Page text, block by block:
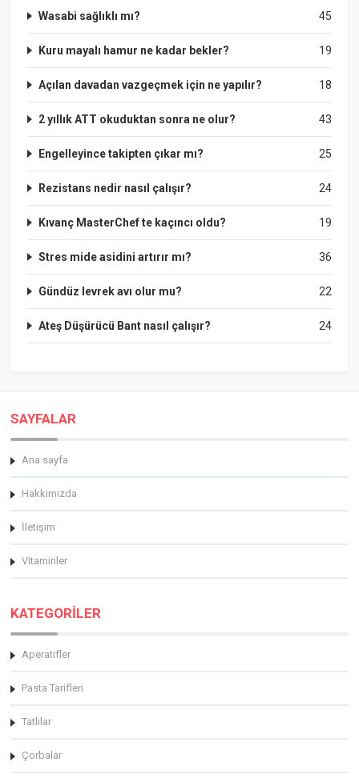
45
Wasabi sağlıklı mı?
19
Kuru mayalı hamur ne kadar bekler?
18
Açılan davadan vazgeçmek için ne yapılır?
43
2 yıllık ATT okuduktan sonra ne olur?
25
Engelleyince takipten çıkar mı?
24
Rezistans nedir nasıl çalışır?
19
Kıvanç MasterChef te kaçıncı oldu?
36
Stres mide asidini artırır mı?
22
Gündüz levrek avı olur mu?
24
Ateş Düşürücü Bant nasıl çalışır?
SAYFALAR
Ana sayfa
Hakkimizda
İletişim
Vitaminler
KATEGORİLER
Aperatifler
Pasta Tarifleri
Tatlılar
Çorbalar